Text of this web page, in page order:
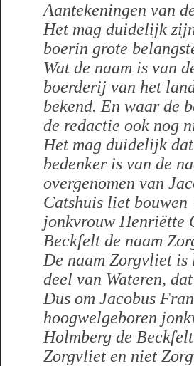
Aantekeningen van
Het mag duidelijk
boerin grote
Wat de naam is van
boerderij van het
bekend. En waar de
de redactie ook nog
Het mag duidelijk
bedenker is van de
overgenomen van
Catshuis liet bouwen
jonkvrouw Henriëtte
Beckfelt de naam
De naam Zorgvliet
deel van Wateren,
Dus om Jacobus
hoogwelgeboren
Holmberg de
Zorgvliet en niet